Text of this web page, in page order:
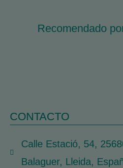
Recomendado
CONTACTO
Calle Estació, 54,
Balaguer, Lleida,